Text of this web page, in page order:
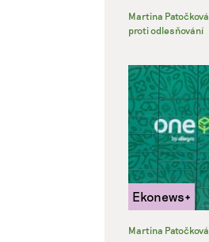
Martina Patočková
proti odlesňování
Martina Patočková